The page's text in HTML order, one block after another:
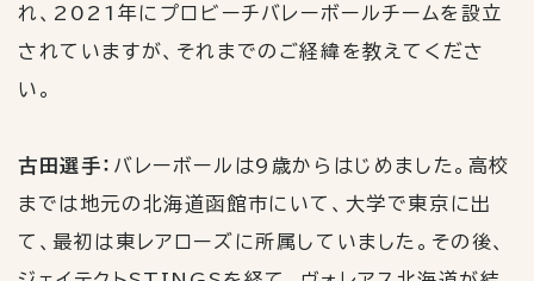
れ、
2021 年にプロビーチバレーボールチームを設立
されていますが、それまでのご経緯を教えてくださ
い。
古田選手： バレーボールは9 歳からはじめました。高校
までは地元の北海道函館市にいて、大学で東京に出
て、最初は東レアローズに所属していました。その後、